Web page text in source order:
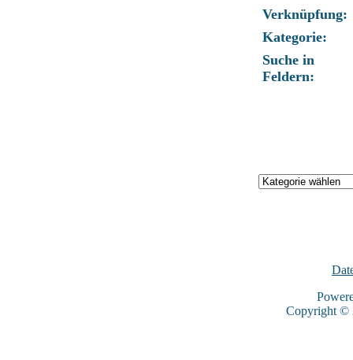
Verknüpfung:
Kategorie:
Suche in
Feldern:
Copyright ©